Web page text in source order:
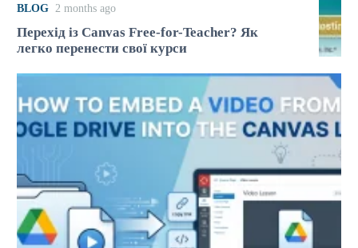
BLOG 2 months ago
Перехід із Canvas Free-for-Teacher? Як
легко перенести свої курси